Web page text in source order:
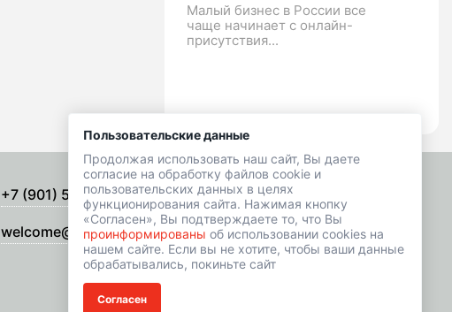
Малый бизнес в России все
чаще начинает с онлайн-
присутствия...
Пользовательские данные
Продолжая использовать наш сайт, Вы даете
согласие на обработку файлов cookie и
пользовательских данных в целях
функционирования сайта. Нажимая кнопку
«Согласен», Вы подтверждаете то, что Вы
проинформированы об использовании cookies на
нашем сайте. Если вы не хотите, чтобы ваши данные
обрабатывались, покиньте сайт
Согласен
+7 (901) 518-01-49
welcome@hrbazaar.ru
Подписаться на рассылку